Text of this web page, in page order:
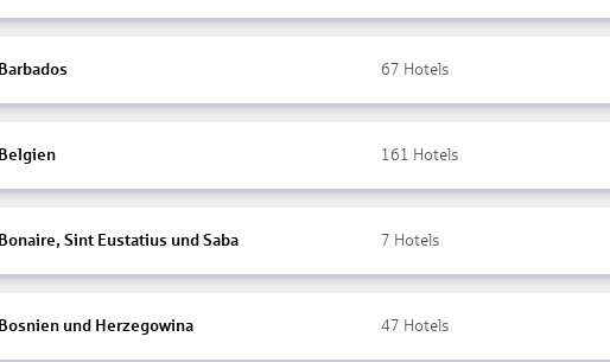
Barbados 67 Hotels
Belgien 161 Hotels
Bonaire, Sint Eustatius und Saba 7 Hotels
Bosnien und Herzegowina 47 Hotels